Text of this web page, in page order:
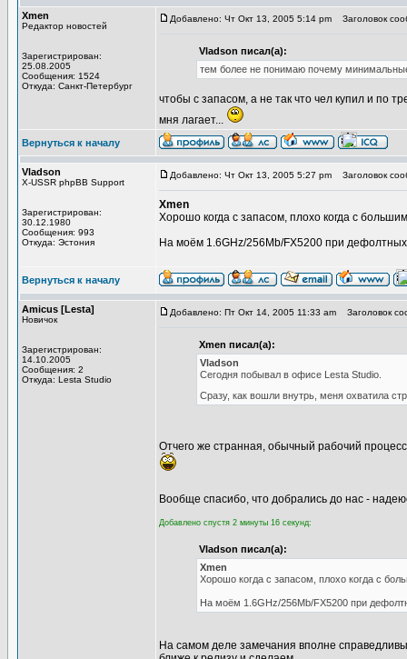
Xmen
Редактор новостей
Зарегистрирован:
25.08.2005
Сообщения: 1524
Откуда: Санкт-Петербург
Добавлено: Чт Окт 13, 2005 5:14 pm Заголовок
Vladson писал(а):
тем более не понимаю почему
чтобы с запасом, а не так что чел купил и по
мня лагает...
Вернуться к началу
Vladson
X-USSR phpBB Support
Зарегистрирован:
30.12.1980
Сообщения: 993
Откуда: Эстония
Добавлено: Чт Окт 13, 2005 5:27 pm Заголовок
Xmen
Хорошо когда с запасом, плохо когда с
На моём 1.6GHz/256Mb/FX5200 при дефолтных
Вернуться к началу
Amicus [Lesta]
Новичок
Зарегистрирован:
14.10.2005
Сообщения: 2
Откуда: Lesta Studio
Добавлено: Пт Окт 14, 2005 11:33 am Заголовок
Xmen писал(а):
Vladson
Сегодня побывал в офисе Lesta Studio.
Сразу, как вошли внутрь, меня охватила
Отчего же странная, обычный рабочий
Вообще спасибо, что добрались до нас -
Добавлено спустя 2 минуты 16 секунд:
Vladson писал(а):
Xmen
Хорошо когда с запасом, плохо когда с
На моём 1.6GHz/256Mb/FX5200 при
На самом деле замечания вполне